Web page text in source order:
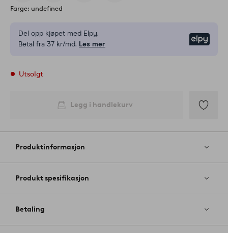
Farge: undefined
Del opp kjøpet med Elpy.
Betal fra 37 kr/md. Les mer
Utsolgt
Legg i handlekurv
til
Produktinformasjon
Produkt spesifikasjon
Betaling